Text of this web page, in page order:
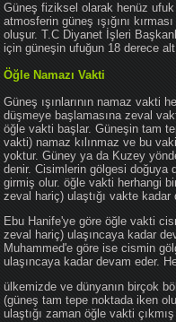
Güneş fiziksel olarak henüz
atmosferin güneş ışığını
oluşur. T.C Diyanet İşleri
için güneşin ufuğun 18 derece
Öğle Namazı Vakti
Güneş ışınlarının namaz vakti
düşmeye başlamasına zeval
öğle vakti başlar. Güneşin tam
vakti) namaz kılınmaz ve bu
yoktur. Güney ya da Kuzey
denir. Cisimlerin gölgesi doğuya
girmiş olur. öğle vakti herhangi
zeval hariç) ulaştığı vakte kadar
Ebu Hanife'ye göre öğle vakti
zeval hariç) ulaşıncaya kadar
Muhammed'e göre ise cismin
ulaşıncaya kadar devam eder.
ülkemizde ve dünyanın birçok
(güneş tam tepe noktada iken
ulaştığı zaman öğle vakti